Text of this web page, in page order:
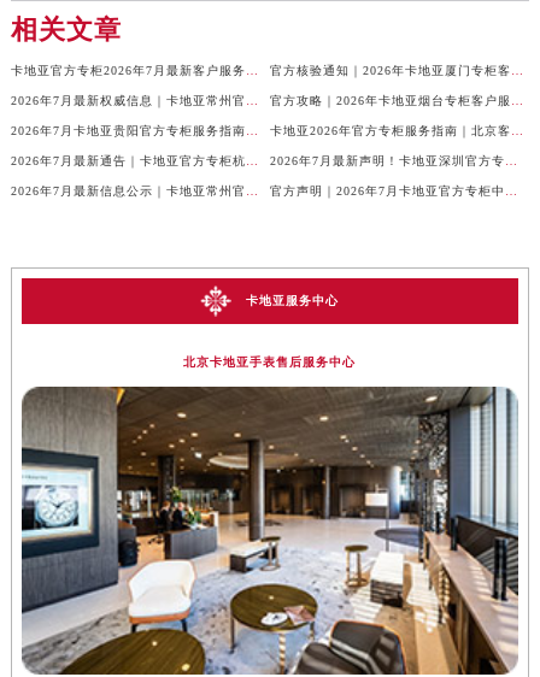
相关文章
卡地亚服务中心
北京卡地亚手表售后服务中心